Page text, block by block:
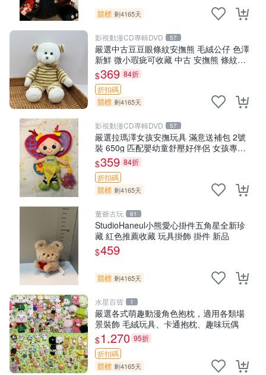
競標 剩4165天
影視動漫CD專輯DVD 57
嚴選中古豆豆眼條紋安撫熊 毛絨公仔 色澤
新鮮 微小瑕疵可收藏 中古 安撫熊 條紋公
仔
$369 84折
折扣碼
競標 剩4165天
影視動漫CD專輯DVD 57
嚴選拉瑪澤女孩安撫玩具 滿意送補包 2號
裝 650g 匹配嬰幼童舒壓好伴侶 女孩專用
安心選擇 安撫玩偶 衝包 玩具
$359 84折
折扣碼
競標 剩4165天
董爺古玩 61
StudioHaneul小熊愛心掛件五角星全新珍
藏 紅色推薦收藏 玩具掛飾 掛件 新品
$459
競標 剩4165天
水星百貨 1
嚴選各式萌趣動漫角色抱枕，適用各類場
景裝飾 毛絨玩具、卡通抱枕、趣味玩偶
$1,270 95折
折扣碼
競標 剩4165天